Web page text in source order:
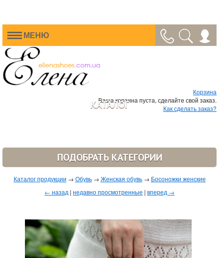
МЕНЮ
Корзина
Ваша корзина пуста, сделайте свой заказ.
Как сделать заказ?
КАТАЛОГ
ПОДОБРАТЬ КАТЕГОРИИ
Каталог продукции → Обувь→ Женская обувь→ Босоножки женские
← назад | недавно просмотренные | вперед →